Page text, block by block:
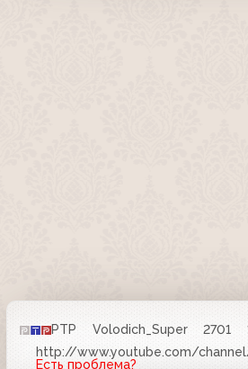
РТР Volodich_Super 2701
http://www.youtube.com/
Есть проблема?